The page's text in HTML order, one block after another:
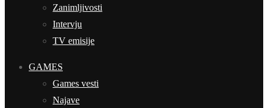
Zanimljivosti
Intervju
TV emisije
GAMES
Games vesti
Najave